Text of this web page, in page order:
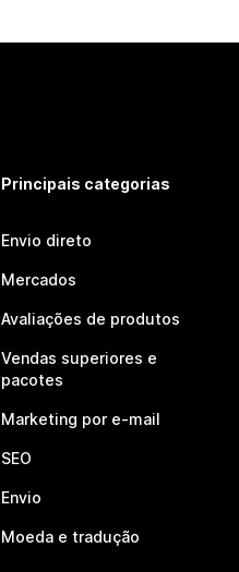
Principais categorias
Envio direto
Mercados
Avaliações de produtos
Vendas superiores e
pacotes
Marketing por e-mail
SEO
Envio
Moeda e tradução